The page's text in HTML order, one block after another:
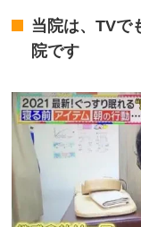
当院は、TVで
院です